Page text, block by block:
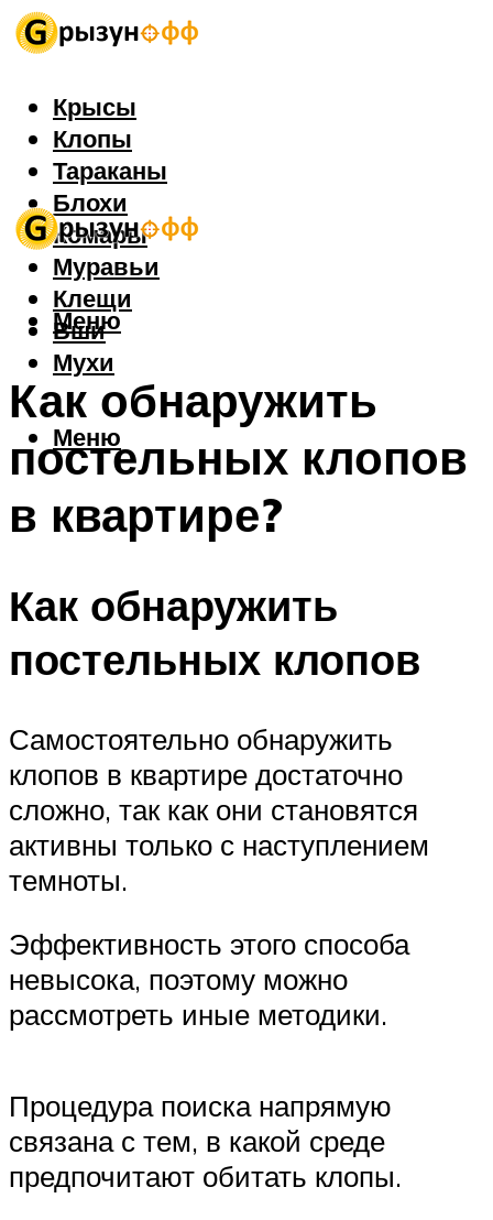
Крысы
Клопы
Тараканы
Блохи
Комары
Муравьи
Клещи
Вши
Мухи
Меню
Меню
Как обнаружить
постельных клопов
в квартире?
Как обнаружить
постельных клопов
Самостоятельно обнаружить
клопов в квартире достаточно
сложно, так как они становятся
активны только с наступлением
темноты.
Эффективность этого способа
невысока, поэтому можно
рассмотреть иные методики.
Процедура поиска напрямую
связана с тем, в какой среде
предпочитают обитать клопы.